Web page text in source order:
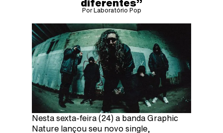
diferentes”
Por Laboratório Pop
Nesta sexta-feira (24) a banda Graphic
Nature lançou seu novo single,